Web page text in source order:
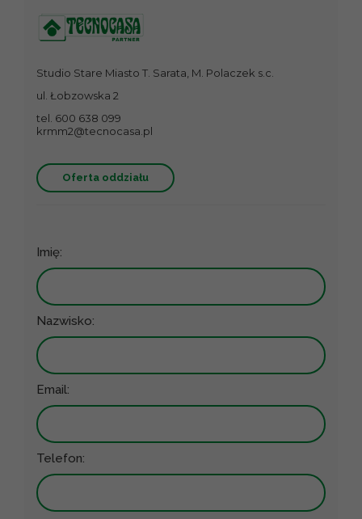
Studio Stare Miasto T. Sarata, M. Polaczek s.c.
ul. Łobzowska 2
tel. 600 638 099
krmm2@tecnocasa.pl
Oferta oddziału
Imię:
Nazwisko:
Email:
Telefon: